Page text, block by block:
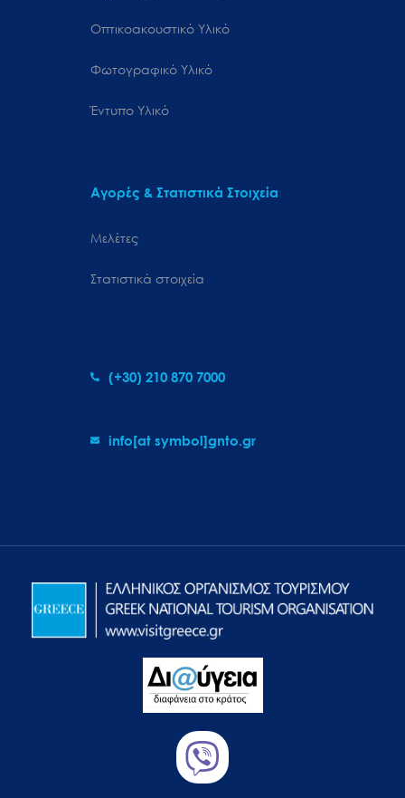
Οπτικοακουστικό Υλικό
Φωτογραφικό Υλικό
Έντυπο Υλικό
Αγορές & Στατιστικά Στοιχεία
Μελέτες
Στατιστικά στοιχεία
(+30) 210 870 7000
info[at symbol]gnto.gr